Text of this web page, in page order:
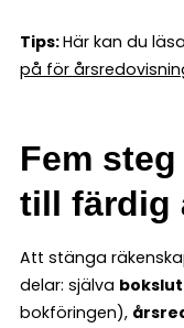
Tips:Här kan du
på för
Fem
till färdig
Att stänga
delar: själva
bokföringen),